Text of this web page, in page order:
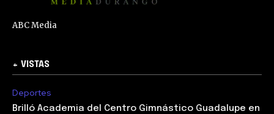
ABC Media
+ VISTAS
Deportes
Brilló Academia del Centro Gimnástico Guadalupe en